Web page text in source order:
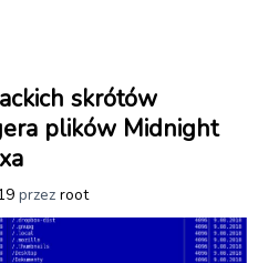
skrótów
plików Midnight
przez root